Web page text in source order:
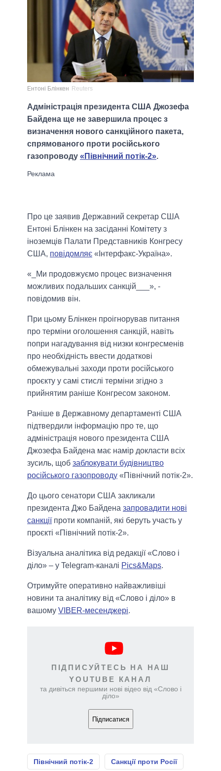
Ентоні Блінкен Reuters
Адміністрація президента США Джозефа
Байдена ще не завершила процес з
визначення нового санкційного пакета,
спрямованого проти російського
газопроводу «Північний потік-2».
Про це заявив Державний секретар США
Ентоні Блінкен на засіданні Комітету з
іноземців Палати Представників Конгресу
США, повідомляє «Інтерфакс-Україна».
«_Ми продовжуємо процес визначення
можливих подальших санкцій___», -
повідомив він.
При цьому Блінкен проігнорував питання
про терміни оголошення санкцій, навіть
попри нагадування від низки конгресменів
про необхідність ввести додаткові
обмежувальні заходи проти російського
проєкту у самі стислі терміни згідно з
прийнятим раніше Конгресом законом.
Раніше в Державному департаменті США
підтвердили інформацію про те, що
адміністрація нового президента США
Джозефа Байдена має намір докласти всіх
зусиль, щоб заблокувати будівництво
російського газопроводу «Північний потік-2».
До цього сенатори США закликали
президента Джо Байдена запровадити нові
санкціїпроти компаній, які беруть участь у
проєкті «Північний потік-2».
Візуальна аналітика від редакції «Слово і
діло» – у Telegram-каналі Pics&Maps.
Отримуйте оперативно найважливіші
новини та аналітику від «Слово і діло» в
вашому VIBER-месенджері.
ПІДПИСУЙТЕСЬ НА НАШ
YOUTUBE КАНАЛ
та дивіться першими нові відео від «Слово і
діло»
Підписатися
Північний потік-2 Санкції проти Росії